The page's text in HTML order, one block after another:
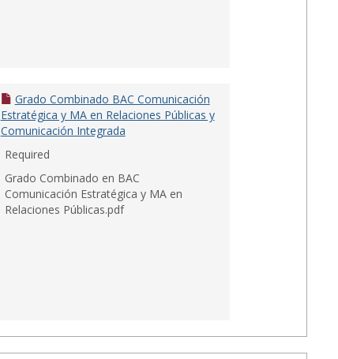
Grado Combinado BAC Comunicación
Estratégica y MA en Relaciones Públicas y
Comunicación Integrada
Required
Grado Combinado en BAC
Comunicación Estratégica y MA en
Relaciones Públicas.pdf